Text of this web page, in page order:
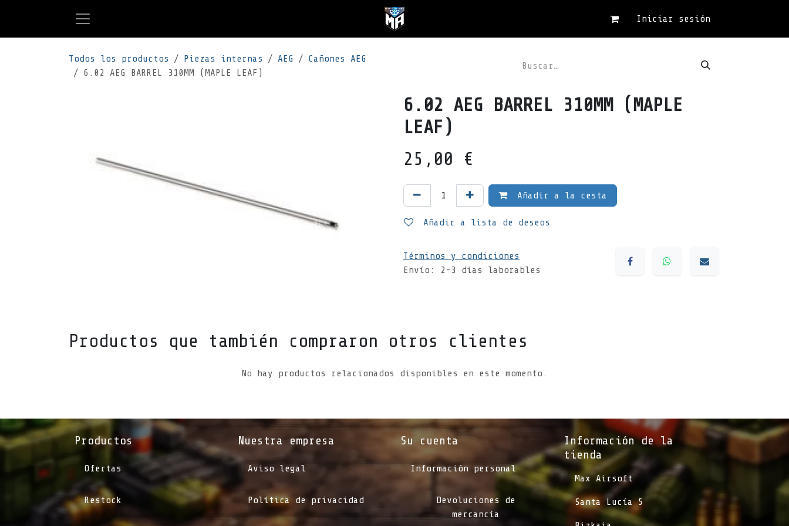
Iniciar sesión
Todos los productos Piezas internas AEG
Cañones AEG
6.02 AEG BARREL 310MM (MAPLE LEAF)
6.02 AEG BARREL 310MM (MAPLE
LEAF)
25,00 €
Añadir a la cesta
Añadir a lista de deseos
Términos y condiciones
Envío: 2-3 días laborables
Productos que también compraron otros clientes
No hay productos relacionados disponibles en este momento.
Productos
Ofertas
Restock
Información de la
tienda​
​Max Airsoft
​Santa Lucía 5
Su cuenta
Información personal
Devoluciones de
mercancía
Nuestra empresa
Aviso legal
Política de privacidad